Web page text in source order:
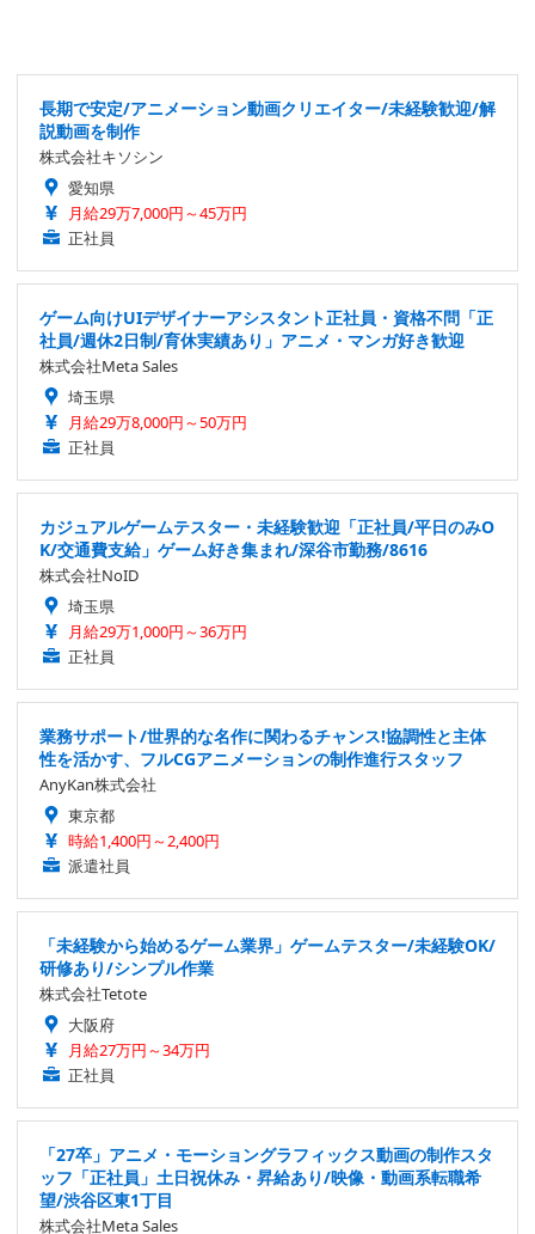
長期で安定/アニメーション動画クリエイター/未経験歓迎/解
説動画を制作
株式会社キソシン
愛知県
月給29万7,000円～45万円
正社員
ゲーム向けUIデザイナーアシスタント正社員・資格不問「正
社員/週休2日制/育休実績あり」アニメ・マンガ好き歓迎
株式会社Meta Sales
埼玉県
月給29万8,000円～50万円
正社員
カジュアルゲームテスター・未経験歓迎「正社員/平日のみO
K/交通費支給」ゲーム好き集まれ/深谷市勤務/8616
株式会社NoID
埼玉県
月給29万1,000円～36万円
正社員
業務サポート/世界的な名作に関わるチャンス!協調性と主体
性を活かす、フルCGアニメーションの制作進行スタッフ
AnyKan株式会社
東京都
時給1,400円～2,400円
派遣社員
「未経験から始めるゲーム業界」ゲームテスター/未経験OK/
研修あり/シンプル作業
株式会社Tetote
大阪府
月給27万円～34万円
正社員
「27卒」アニメ・モーショングラフィックス動画の制作スタ
ッフ「正社員」土日祝休み・昇給あり/映像・動画系転職希
望/渋谷区東1丁目
株式会社Meta Sales